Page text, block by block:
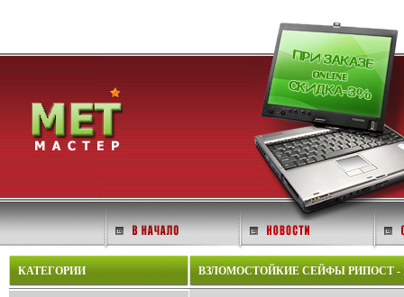
КАТЕГОРИИ ВЗЛОМОСТОЙКИЕ СЕЙФЫ РИПОСТ -